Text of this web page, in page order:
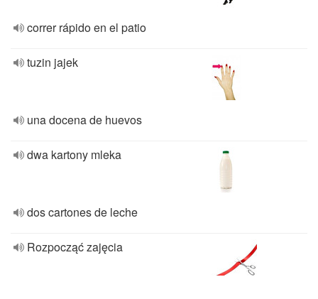
correr rápido en el patio
tuzin jajek
una docena de huevos
dwa kartony mleka
dos cartones de leche
Rozpocząć zajęcia